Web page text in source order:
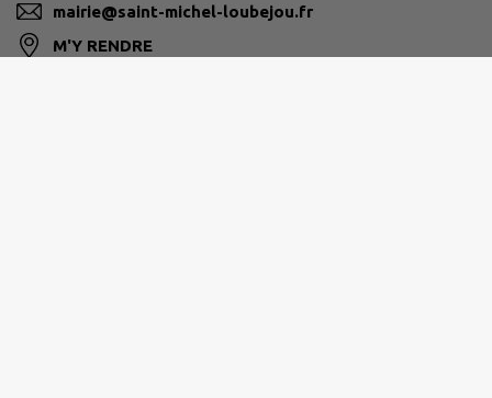
mairie@saint-michel-loubejou.fr
M'Y RENDRE